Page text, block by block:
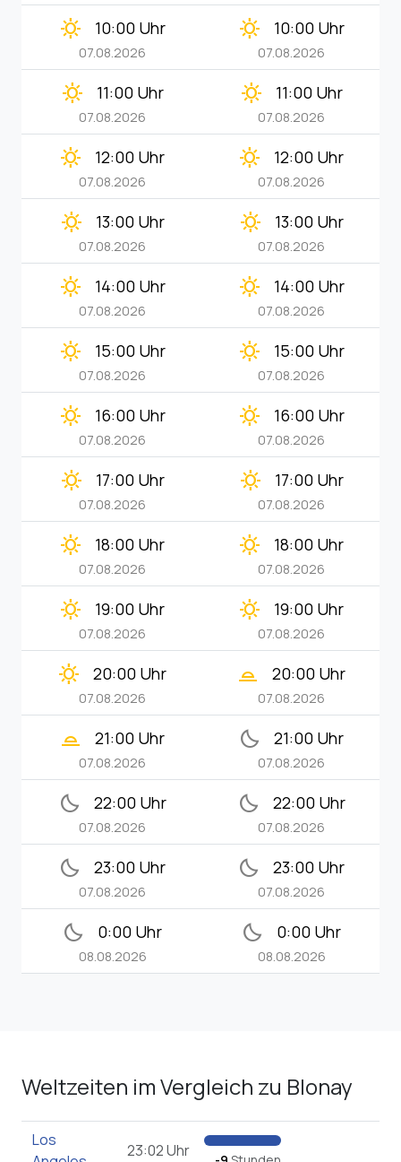
clear_day 10:00 Uhr
07.08.2026
clear_day 10:00 Uhr
07.08.2026
clear_day 11:00 Uhr
07.08.2026
clear_day 11:00 Uhr
07.08.2026
clear_day 12:00 Uhr
07.08.2026
clear_day 12:00 Uhr
07.08.2026
clear_day 13:00 Uhr
07.08.2026
clear_day 13:00 Uhr
07.08.2026
clear_day 14:00 Uhr
07.08.2026
clear_day 14:00 Uhr
07.08.2026
clear_day 15:00 Uhr
07.08.2026
clear_day 15:00 Uhr
07.08.2026
clear_day 16:00 Uhr
07.08.2026
clear_day 16:00 Uhr
07.08.2026
clear_day 17:00 Uhr
07.08.2026
clear_day 17:00 Uhr
07.08.2026
clear_day 18:00 Uhr
07.08.2026
clear_day 18:00 Uhr
07.08.2026
clear_day 19:00 Uhr
07.08.2026
clear_day 19:00 Uhr
07.08.2026
clear_day 20:00 Uhr
07.08.2026
wb_twilight_2 20:00 Uhr
07.08.2026
wb_twilight_2 21:00 Uhr
07.08.2026
bedtime 21:00 Uhr
07.08.2026
bedtime 22:00 Uhr
07.08.2026
bedtime 22:00 Uhr
07.08.2026
bedtime 23:00 Uhr
07.08.2026
bedtime 23:00 Uhr
07.08.2026
bedtime 0:00 Uhr
08.08.2026
bedtime 0:00 Uhr
08.08.2026
Weltzeiten im Vergleich zu Blonay
Los
23:02 Uhr